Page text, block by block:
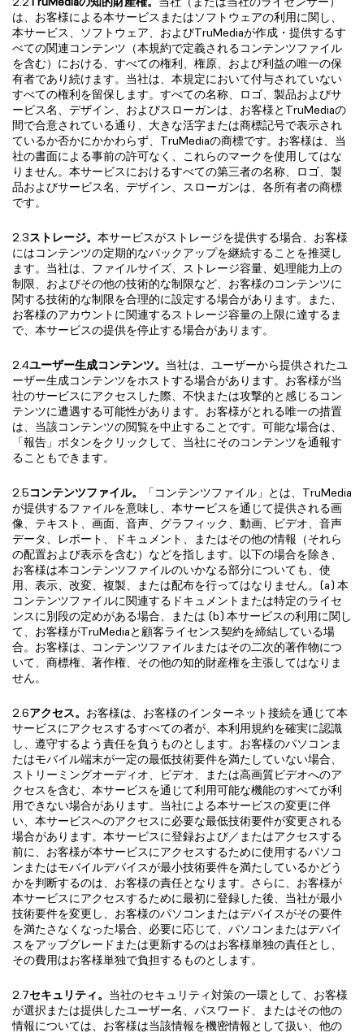
は、お客様による本サービスまたはソフトウェアの利用に関し、
本サービス、ソフトウェア、およびTruMediaが作成・提供するす
べての関連コンテンツ（本規約で定義されるコンテンツファイル
を含む）における、すべての権利、権原、および利益の唯一の保
有者であり続けます。当社は、本規定において付与されていない
すべての権利を留保します。すべての名称、ロゴ、製品およびサ
ービス名、デザイン、およびスローガンは、お客様とTruMediaの
間で合意されている通り、大きな活字または商標記号で表示され
ているか否かにかかわらず、TruMediaの商標です。お客様は、当
社の書面による事前の許可なく、これらのマークを使用してはな
りません。本サービスにおけるすべての第三者の名称、ロゴ、製
品およびサービス名、デザイン、スローガンは、各所有者の商標
です。
2.3ストレージ。 本サービスがストレージを提供する場合、お客様
にはコンテンツの定期的なバックアップを継続することを推奨し
ます。当社は、ファイルサイズ、ストレージ容量、処理能力上の
制限、およびその他の技術的な制限など、お客様のコンテンツに
関する技術的な制限を合理的に設定する場合があります。また、
お客様のアカウントに関連するストレージ容量の上限に達するま
で、本サービスの提供を停止する場合があります。
2.4ユーザー生成コンテンツ。 当社は、ユーザーから提供されたユ
ーザー生成コンテンツをホストする場合があります。お客様が当
社のサービスにアクセスした際、不快または攻撃的と感じるコン
テンツに遭遇する可能性があります。お客様がとれる唯一の措置
は、当該コンテンツの閲覧を中止することです。可能な場合は、
「報告」ボタンをクリックして、当社にそのコンテンツを通報す
ることもできます。
2.5コンテンツファイル。
「コンテンツファイル」とは、TruMedia
が提供するファイルを意味し、本サービスを通じて提供される画
像、テキスト、画面、音声、グラフィック、動画、ビデオ、音声
データ、レポート、ドキュメント、またはその他の情報（それら
の配置および表示を含む）などを指します。以下の場合を除き、
お客様は本コンテンツファイルのいかなる部分についても、使
用、表示、改変、複製、または配布を行ってはなりません。(a) 本
コンテンツファイルに関連するドキュメントまたは特定のライセ
ンスに別段の定めがある場合、または (b) 本サービスの利用に関し
て、お客様がTruMediaと顧客ライセンス契約を締結している場
合。お客様は、コンテンツファイルまたはその二次的著作物につ
いて、商標権、著作権、その他の知的財産権を主張してはなりま
せん。
2.6アクセス。 お客様は、お客様のインターネット接続を通じて本
サービスにアクセスするすべての者が、本利用規約を確実に認識
し、遵守するよう責任を負うものとします。お客様のパソコンま
たはモバイル端末が一定の最低技術要件を満たしていない場合、
ストリーミングオーディオ、ビデオ、または高画質ビデオへのア
クセスを含む、本サービスを通じて利用可能な機能のすべてが利
用できない場合があります。当社による本サービスの変更に伴
い、本サービスへのアクセスに必要な最低技術要件が変更される
場合があります。本サービスに登録および／またはアクセスする
前に、お客様が本サービスにアクセスするために使用するパソコ
ンまたはモバイルデバイスが最小技術要件を満たしているかどう
かを判断するのは、お客様の責任となります。さらに、お客様が
本サービスにアクセスするために最初に登録した後、当社が最小
技術要件を変更し、お客様のパソコンまたはデバイスがその要件
を満たさなくなった場合、必要に応じて、パソコンまたはデバイ
スをアップグレードまたは更新するのはお客様単独の責任とし、
その費用はお客様単独で負担するものとします。
2.7セキュリティ。 当社のセキュリティ対策の一環として、お客様
が選択または提供したユーザー名、パスワード、またはその他の
情報については、お客様は当該情報を機密情報として扱い、他の